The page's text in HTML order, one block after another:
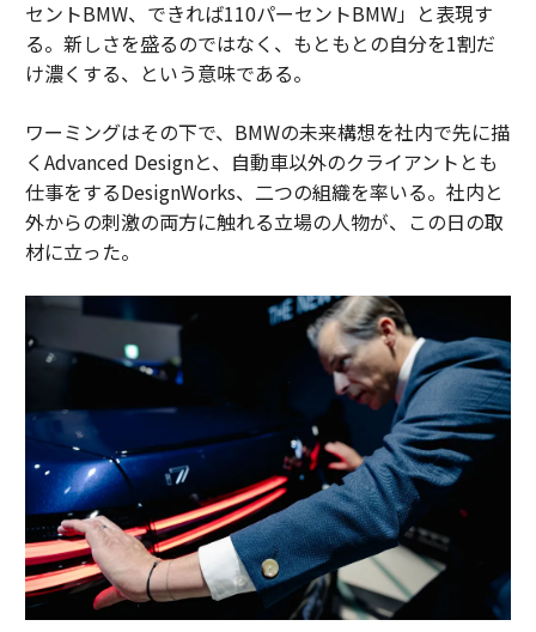
セントBMW、できれば110パーセントBMW」と表現す
る。新しさを盛るのではなく、もともとの自分を1割だ
け濃くする、という意味である。
ワーミングはその下で、BMWの未来構想を社内で先に描
くAdvanced Designと、自動車以外のクライアントとも
仕事をするDesignWorks、二つの組織を率いる。社内と
外からの刺激の両方に触れる立場の人物が、この日の取
材に立った。